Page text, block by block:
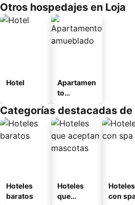
Otros hospedajes en Loja
Hotel
Apartamen
to
o
Categorías destacadas de
Hoteles
baratos
Hoteles
que
Hoteles
con